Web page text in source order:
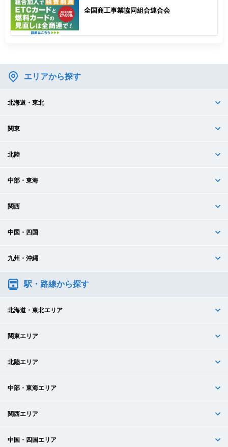
全国商工事業協同組合連合会
エリアから探す
北海道・東北
関東
北陸
中部・東海
関西
中国・四国
九州・沖縄
駅・路線から探す
北海道・東北エリア
関東エリア
北陸エリア
中部・東海エリア
関西エリア
中国・四国エリア